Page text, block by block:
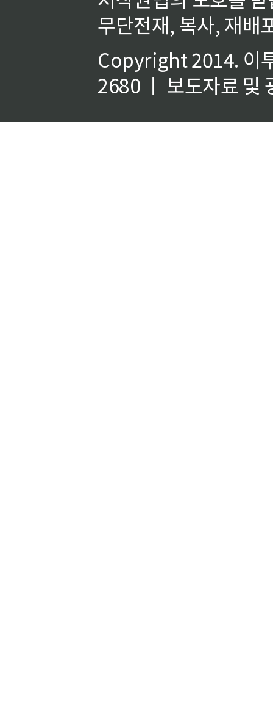
무단전재, 복사, 재배
Copyright 2014. 이
2680 ㅣ 보도자료